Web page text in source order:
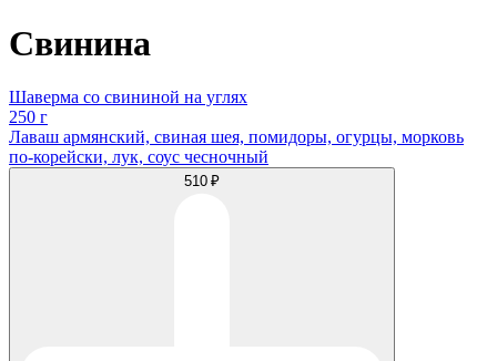
Свинина
Шаверма со свининой на углях
250 г
Лаваш армянский, свиная шея, помидоры, огурцы, морковь
по-корейски, лук, соус чесночный
510 ₽